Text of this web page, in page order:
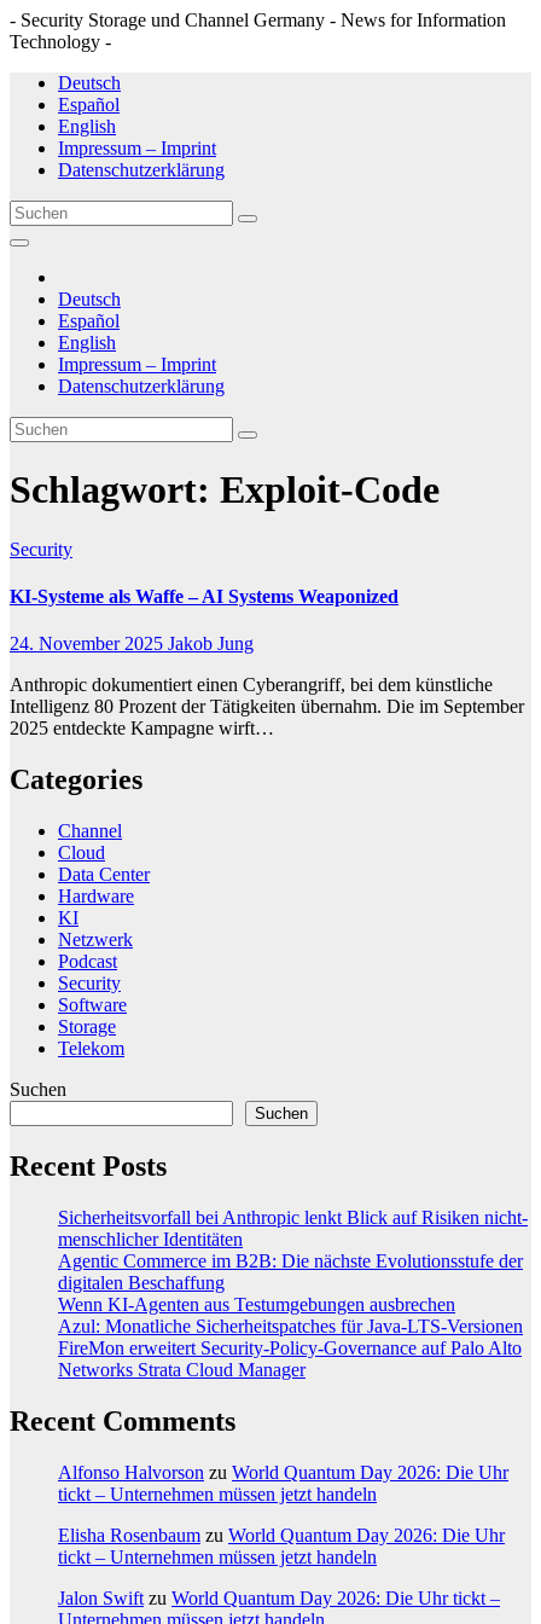
- Security Storage und Channel Germany - News for Information
Technology -
Zum
Inhalt
springen
Deutsch
Español
English
Impressum – Imprint
Datenschutzerklärung
Deutsch
Español
English
Impressum – Imprint
Datenschutzerklärung
Schlagwort: Exploit-Code
Security
KI-Systeme als Waffe – AI Systems Weaponized
24. November 2025 Jakob Jung
Anthropic dokumentiert einen Cyberangriff, bei dem künstliche
Intelligenz 80 Prozent der Tätigkeiten übernahm. Die im September
2025 entdeckte Kampagne wirft…
Categories
Channel
Cloud
Data Center
Hardware
KI
Netzwerk
Podcast
Security
Software
Storage
Telekom
Suchen
Suchen
Recent Posts
Sicherheitsvorfall bei Anthropic lenkt Blick auf Risiken nicht-
menschlicher Identitäten
Agentic Commerce im B2B: Die nächste Evolutionsstufe der
digitalen Beschaffung
Wenn KI-Agenten aus Testumgebungen ausbrechen
Azul: Monatliche Sicherheitspatches für Java-LTS-Versionen
FireMon erweitert Security-Policy-Governance auf Palo Alto
Networks Strata Cloud Manager
Recent Comments
Alfonso Halvorson zu World Quantum Day 2026: Die Uhr
tickt – Unternehmen müssen jetzt handeln
Elisha Rosenbaum zu World Quantum Day 2026: Die Uhr
tickt – Unternehmen müssen jetzt handeln
Jalon Swift zu World Quantum Day 2026: Die Uhr tickt –
Unternehmen müssen jetzt handeln